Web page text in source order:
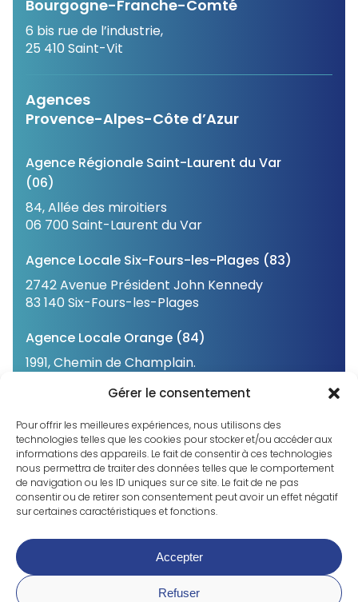
Gérer le consentement
Pour offrir les meilleures expériences, nous utilisons des
technologies telles que les cookies pour stocker et/ou accéder aux
informations des appareils. Le fait de consentir à ces technologies
nous permettra de traiter des données telles que le comportement
de navigation ou les ID uniques sur ce site. Le fait de ne pas
consentir ou de retirer son consentement peut avoir un effet négatif
sur certaines caractéristiques et fonctions.
Accepter
Refuser
Bourgogne-Franche-Comté
6 bis rue de l’industrie,
25 410 Saint-Vit
Agences
Provence-Alpes-Côte d’Azur
Agence Régionale Saint-Laurent du Var
(06)
84, Allée des miroitiers
06 700 Saint-Laurent du Var
Agence Locale Six-Fours-les-Plages (83)
2742 Avenue Président John Kennedy
83 140 Six-Fours-les-Plages
Agence Locale Orange (84)
1991, Chemin de Champlain.
31 Avenue de Bure
05 000 Châteauvieux
Mentions légales